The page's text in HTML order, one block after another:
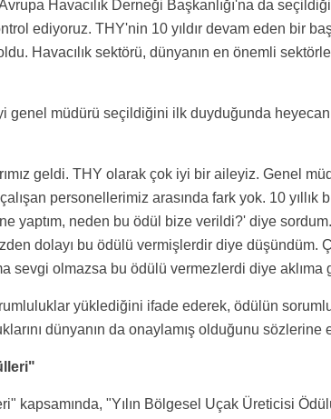
Avrupa Havacılık Derneği Başkanlığı'na da
ediyoruz. THY'nin 10 yıldır devam eden bir
Havacılık sektörü, dünyanın en önemli
genel müdürü seçildiğini ilk duyduğunda
geldi. THY olarak çok iyi bir aileyiz. Genel
personellerimiz arasında fark yok. 10 yıllık
yaptım, neden bu ödül bize verildi?' diye
dolayı bu ödülü vermişlerdir diye düşündüm.
sevgi olmazsa bu ödülü vermezlerdi diye aklıma
yüklediğini ifade ederek, ödülün
dünyanın da onaylamış olduğunu sözlerine
kapsamında, "Yılın Bölgesel Uçak Üreticisi